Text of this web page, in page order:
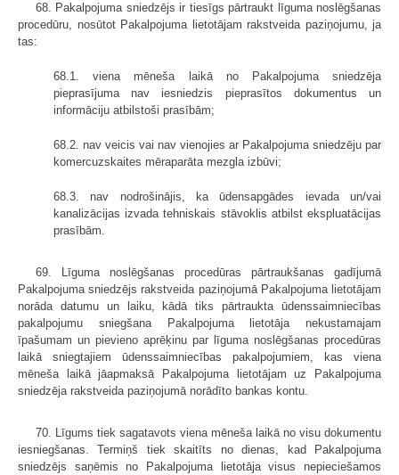
68. Pakalpojuma sniedzējs ir tiesīgs pārtraukt līguma noslēgšanas
procedūru, nosūtot Pakalpojuma lietotājam rakstveida paziņojumu, ja
tas:
68.1. viena mēneša laikā no Pakalpojuma sniedzēja
pieprasījuma nav iesniedzis pieprasītos dokumentus un
informāciju atbilstoši prasībām;
68.2. nav veicis vai nav vienojies ar Pakalpojuma sniedzēju par
komercuzskaites mēraparāta mezgla izbūvi;
68.3. nav nodrošinājis, ka ūdensapgādes ievada un/vai
kanalizācijas izvada tehniskais stāvoklis atbilst ekspluatācijas
prasībām.
69. Līguma noslēgšanas procedūras pārtraukšanas gadījumā
Pakalpojuma sniedzējs rakstveida paziņojumā Pakalpojuma lietotājam
norāda datumu un laiku, kādā tiks pārtraukta ūdenssaimniecības
pakalpojumu sniegšana Pakalpojuma lietotāja nekustamajam
īpašumam un pievieno aprēķinu par līguma noslēgšanas procedūras
laikā sniegtajiem ūdenssaimniecības pakalpojumiem, kas viena
mēneša laikā jāapmaksā Pakalpojuma lietotājam uz Pakalpojuma
sniedzēja rakstveida paziņojumā norādīto bankas kontu.
70. Līgums tiek sagatavots viena mēneša laikā no visu dokumentu
iesniegšanas. Termiņš tiek skaitīts no dienas, kad Pakalpojuma
sniedzējs saņēmis no Pakalpojuma lietotāja visus nepieciešamos